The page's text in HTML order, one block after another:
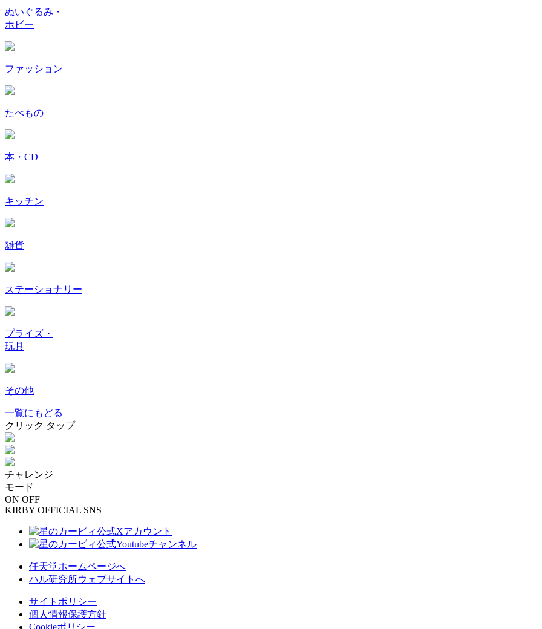
ぬいぐるみ・
ホビー
ファッション
たべもの
本・CD
キッチン
雑貨
ステーショナリー
プライズ・
玩具
その他
一覧にもどる
クリック タップ
チャレンジ
モード
ON OFF
KIRBY OFFICIAL SNS
任天堂ホームページへ
ハル研究所ウェブサイトへ
サイトポリシー
個人情報保護方針
Cookieポリシー